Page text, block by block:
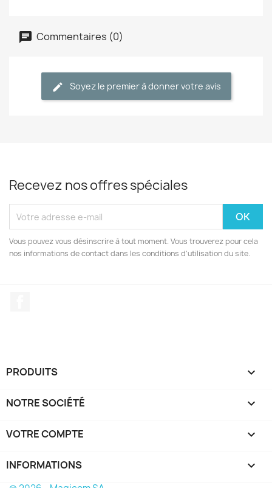
Commentaires (0)
Soyez le premier à donner votre avis
Recevez nos offres spéciales
Vous pouvez vous désinscrire à tout moment. Vous trouverez pour cela
nos informations de contact dans les conditions d'utilisation du site.
PRODUITS 
NOTRE SOCIÉTÉ 
VOTRE COMPTE 
INFORMATIONS keyboard_arrow_down